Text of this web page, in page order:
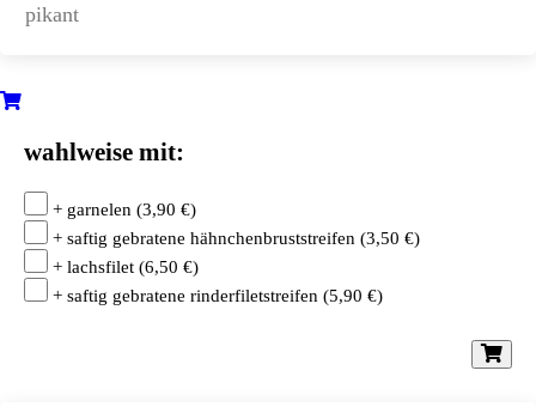
pikant
wahlweise mit:
+ garnelen (3,90 €)
+ saftig gebratene hähnchenbruststreifen (3,50 €)
+ lachsfilet (6,50 €)
+ saftig gebratene rinderfiletstreifen (5,90 €)